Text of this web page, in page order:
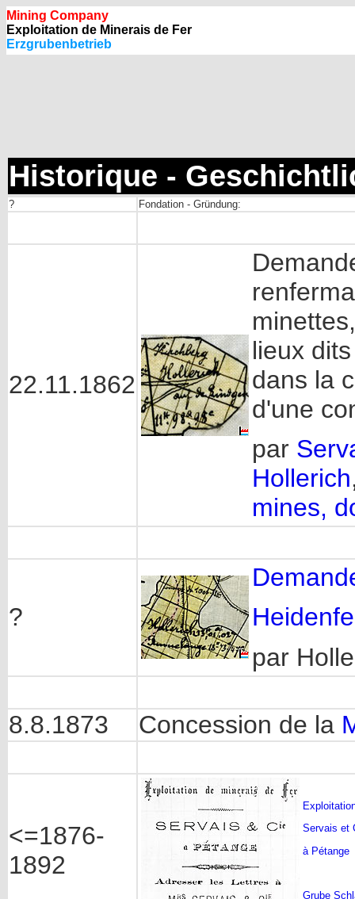
Mining Company
Exploitation de Minerais de Fer
Erzgrubenbetrieb
Historique -
? Fondation - Gründung:
22.11.1862
lieux
dans la
d'une
par
Hollerich
mines,
?
par
8.8.1873 Concession de la
<=1876-
1892
Servais et
à Pétange
Grube